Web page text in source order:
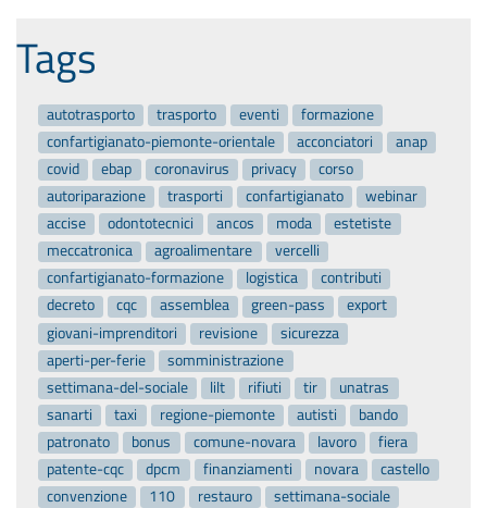
Tags
autotrasporto trasporto eventi
formazione
confartigianato-piemonte-orientale
acconciatori
anap
covid
ebap coronavirus privacy
corso
autoriparazione
trasporti confartigianato
webinar
accise
odontotecnici ancos moda
estetiste
meccatronica
agroalimentare
vercelli
confartigianato-formazione
logistica
contributi
decreto
cqc assemblea green-pass
export
giovani-imprenditori
revisione
sicurezza
aperti-per-ferie
somministrazione
settimana-del-sociale
lilt rifiuti tir
unatras
sanarti
taxi regione-piemonte autisti
bando
patronato
bonus comune-novara lavoro
fiera
patente-cqc
dpcm finanziamenti novara
castello
convenzione
110 restauro
settimana-sociale